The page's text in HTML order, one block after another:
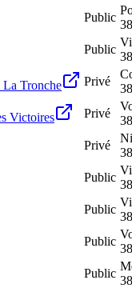
Public
Public
La Tronche Privé
Victoires Privé
Privé
Public
Public
Public
Public